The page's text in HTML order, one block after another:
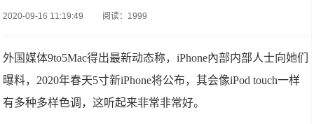
2020-09-16 11:19:49 阅读：1999
外国媒体9to5Mac得出最新动态称，iPhone內部内部人士向她们
曝料，2020年春天5寸新iPhone将公布，其会像iPod touch一样
有多种多样色调，这听起来非常非常好。